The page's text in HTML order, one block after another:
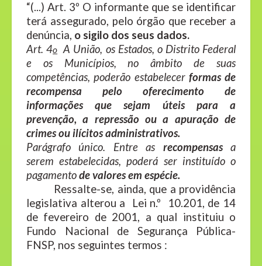
“(...) Art. 3º O informante que se identificar
terá assegurado, pelo órgão que receber a
denúncia, o sigilo dos seus dados.
Art. 4o A União, os Estados, o Distrito Federal
e os Municípios, no âmbito de suas
competências, poderão estabelecer formas de
recompensa
pelo oferecimento de
informações que sejam úteis para a
prevenção, a repressão ou a apuração de
crimes ou ilícitos administrativos.
Parágrafo único. Entre as recompensasa
serem estabelecidas, poderá ser instituído o
pagamentode valores em espécie.
Ressalte-se, ainda, que a providência
legislativa alterou a Lei n.º 10.201, de 14
de fevereiro de 2001, a qual instituiu o
Fundo Nacional de Segurança Pública-
FNSP, nos seguintes termos :